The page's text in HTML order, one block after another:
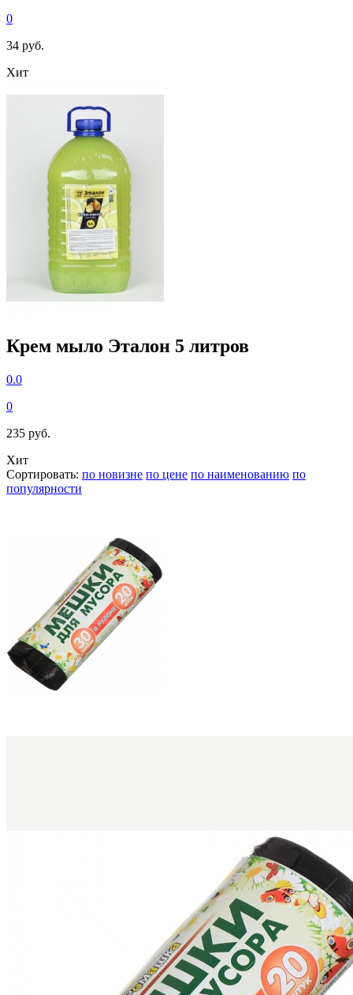
0
34 руб.
Хит
Крем мыло Эталон 5 литров
0.0
0
235 руб.
Хит
Сортировать: по новизне по цене по наименованию по
популярности